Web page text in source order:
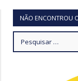
NÃO ENCONTROU